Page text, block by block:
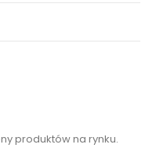
produktów na rynku.